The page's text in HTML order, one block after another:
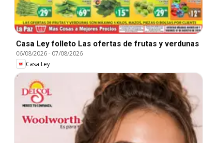
Casa Ley folleto Las ofertas de frutas y verdunas
06/08/2026- 07/08/2026
Casa Ley